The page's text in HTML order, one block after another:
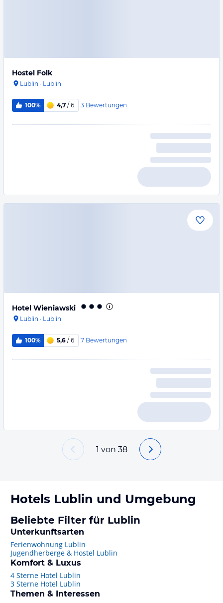
Hostel Folk
Lublin · Lublin
100% 4,7 / 6 3 Bewertungen
Hotel Wieniawski
Lublin · Lublin
100% 5,6 / 6 7 Bewertungen
1 von 38
Hotels Lublin und Umgebung
Beliebte Filter für Lublin
Unterkunftsarten
Ferienwohnung Lublin
Jugendherberge & Hostel Lublin
Komfort & Luxus
4 Sterne Hotel Lublin
3 Sterne Hotel Lublin
Themen & Interessen